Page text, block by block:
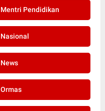
Mentri Pendidikan
Nasional
News
Ormas